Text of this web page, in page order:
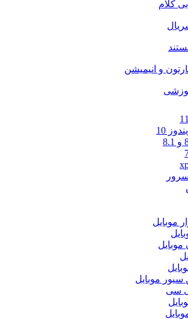
کلام
و انیمیشن
10
موبایل
موبایل
سیور موبایل
سی